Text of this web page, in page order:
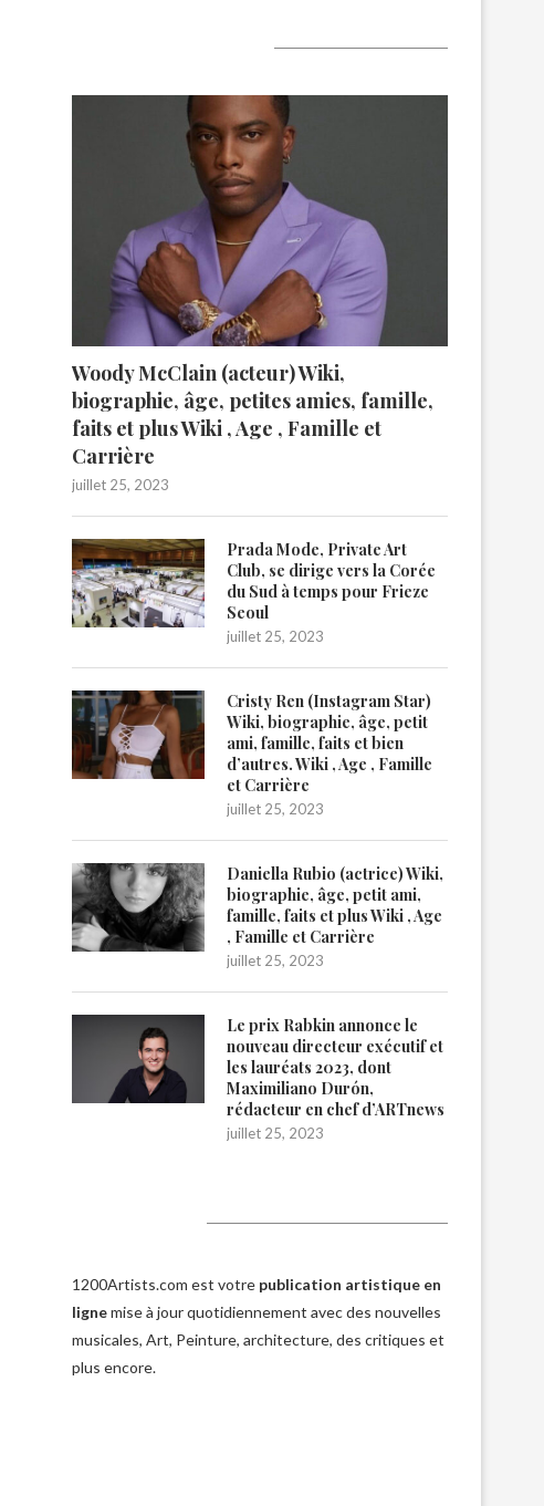
Woody McClain (acteur) Wiki,
biographie, âge, petites amies, famille,
faits et plus Wiki , Age , Famille et
Carrière
juillet 25, 2023
Prada Mode, Private Art
Club, se dirige vers la Corée
du Sud à temps pour Frieze
Seoul
juillet 25, 2023
Cristy Ren (Instagram Star)
Wiki, biographie, âge, petit
ami, famille, faits et bien
d’autres. Wiki , Age , Famille
et Carrière
juillet 25, 2023
Daniella Rubio (actrice) Wiki,
biographie, âge, petit ami,
famille, faits et plus Wiki , Age
, Famille et Carrière
juillet 25, 2023
Le prix Rabkin annonce le
nouveau directeur exécutif et
les lauréats 2023, dont
Maximiliano Durón,
rédacteur en chef d’ARTnews
juillet 25, 2023
1200Artists.com est votre publication artistique en
lignemise à jour quotidiennement avec des nouvelles
musicales, Art, Peinture, architecture, des critiques et
plus encore.